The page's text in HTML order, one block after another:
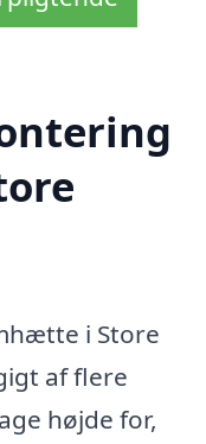
i Store
af flere
højde for,